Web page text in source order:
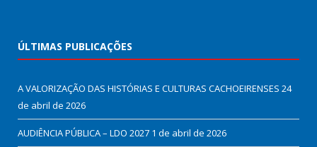
ÚLTIMAS PUBLICAÇÕES
A VALORIZAÇÃO DAS HISTÓRIAS E CULTURAS CACHOEIRENSES 24
de abril de 2026
AUDIÊNCIA PÚBLICA – LDO 2027 1 de abril de 2026